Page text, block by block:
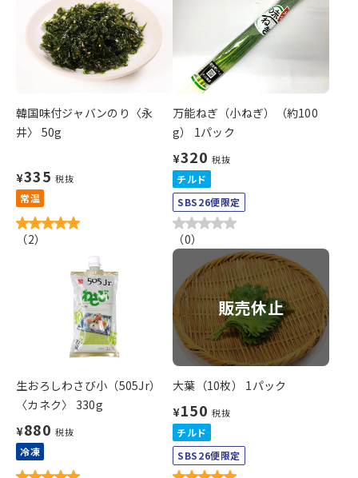
韓国味付ジャバンのり〈永
井〉 50g
¥335 税抜
常温
（2）
万能ねぎ（小ねぎ）（約100
g） 1パック
¥320 税抜
チルド
SBS26便限定
（0）
生おろしわさび小（505Jr）
〈カネク〉 330g
¥880 税抜
冷凍
販売休止
大葉（10枚） 1パック
¥150 税抜
チルド
SBS26便限定